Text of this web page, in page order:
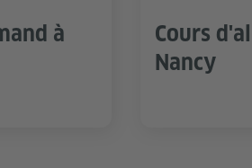
à
Cours
Nancy